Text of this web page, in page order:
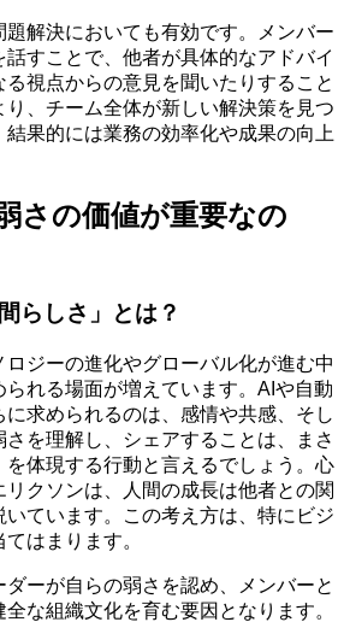
題解決においても有効です。メンバー
すことで、他者が具体的なアドバイ
視点からの意見を聞いたりすること
、チーム全体が新しい解決策を見つ
果的には業務の効率化や成果の向上
さの価値が重要なの
らしさ」とは？
ジーの進化やグローバル化が進む中
れる場面が増えています。AIや自動
求められるのは、感情や共感、そし
を理解し、シェアすることは、まさ
を体現する行動と言えるでしょう。心
クソンは、人間の成長は他者との関
ています。この考え方は、特にビジ
はまります。
ーが自らの弱さを認め、メンバーと
な組織文化を育む要因となります。